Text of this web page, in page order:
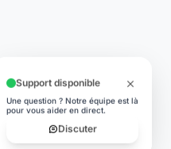
Support disponible
Une question ? Notre équipe est là
pour vous aider en direct.
Discuter